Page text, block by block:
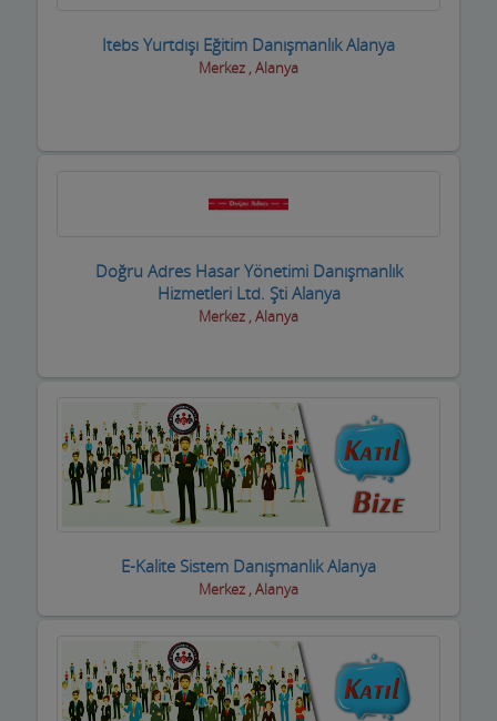
Beyaz Eşya Teknik Servisler
Bisiklet Satış ve Tamircisi
Çay Ocakları
Çelik Kapı Firmaları
Çevre ve Su Arıtma
Çiçekçi - Peyzaj
Çiğ Köfte Firmaları
Dekorasyon Firmaları
Demir ve Ferforje Ürünleri
Itebs Yurtdışı Eğitim Danışmanlık Alanya
Merkez , Alanya
Doğru Adres Hasar Yönetimi Danışmanlık
Hizmetleri Ltd. Şti Alanya
Merkez , Alanya
E-Kalite Sistem Danışmanlık Alanya
Merkez , Alanya